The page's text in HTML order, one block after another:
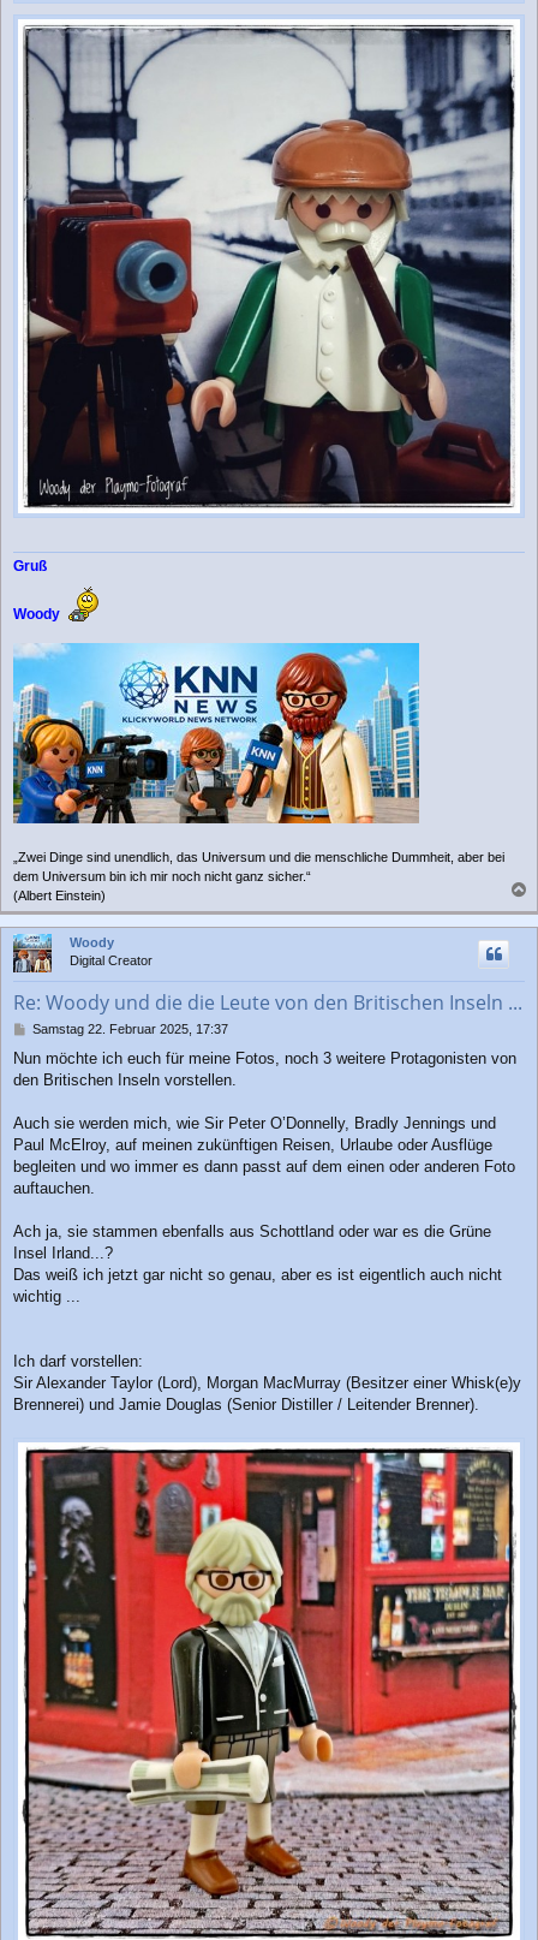
Gruß
Woody
„Zwei Dinge sind unendlich, das Universum und die menschliche Dummheit, aber bei
dem Universum bin ich mir noch nicht ganz sicher.“
(Albert Einstein)
a
c
Woody
Digital Creator
Re: Woody und die die Leute von den Britischen Inseln ...
B
i
t
a
Samstag 22. Februar 2025, 17:37
Nun möchte ich euch für meine Fotos, noch 3 weitere Protagonisten von
den Britischen Inseln vorstellen.
Auch sie werden mich, wie Sir Peter O’Donnelly, Bradly Jennings und
Paul McElroy, auf meinen zukünftigen Reisen, Urlaube oder Ausflüge
begleiten und wo immer es dann passt auf dem einen oder anderen Foto
auftauchen.
Ach ja, sie stammen ebenfalls aus Schottland oder war es die Grüne
Insel Irland...?
Das weiß ich jetzt gar nicht so genau, aber es ist eigentlich auch nicht
wichtig ...
Ich darf vorstellen:
Sir Alexander Taylor (Lord), Morgan MacMurray (Besitzer einer Whisk(e)y
Brennerei) und Jamie Douglas (Senior Distiller / Leitender Brenner).